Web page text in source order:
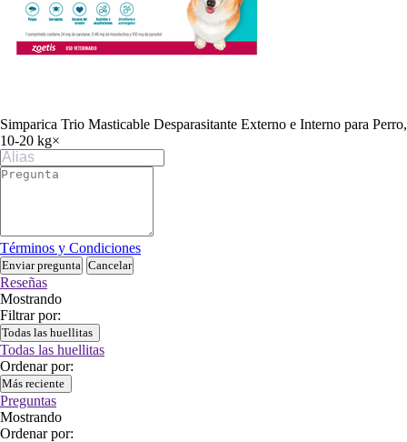
Simparica Trio Masticable Desparasitante Externo e Interno para Perro,
10-20 kg×
Términos y Condiciones
Enviar pregunta Cancelar
Reseñas
Mostrando
Filtrar por:
Todas las huellitas
Todas las huellitas
Ordenar por:
Más reciente
Preguntas
Mostrando
Ordenar por: